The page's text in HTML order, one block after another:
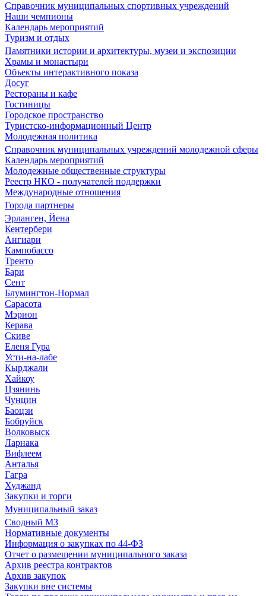
Справочник муниципальных спортивных учреждений
Наши чемпионы
Календарь мероприятий
Туризм и отдых
Памятники истории и архитектуры, музеи и экспозиции
Храмы и монастыри
Объекты интерактивного показа
Досуг
Рестораны и кафе
Гостиницы
Городское пространство
Туристско-информационный Центр
Молодежная политика
Справочник муниципальных учреждений молодежной сферы
Календарь мероприятий
Молодежные общественные структуры
Реестр НКО - получателей поддержки
Международные отношения
Города партнеры
Эрланген, Йена
Кентербери
Ангиари
Кампобассо
Тренто
Бари
Сент
Блумингтон-Нормал
Сарасота
Мэрион
Керава
Скиве
Еленя Гура
Усти-на-лабе
Кырджали
Хайкоу
Цзянинь
Чунцин
Баоцзи
Бобруйск
Волковыск
Ларнака
Вифлеем
Анталья
Гагра
Худжанд
Закупки и торги
Муниципальный заказ
Сводный МЗ
Нормативные документы
Информация о закупках по 44-ФЗ
Отчет о размещении муниципального заказа
Архив реестра контрактов
Архив закупок
Закупки вне системы